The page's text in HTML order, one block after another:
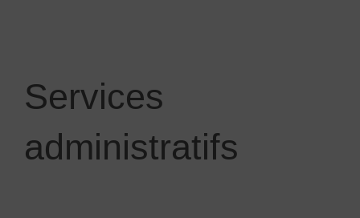
Services
administratifs